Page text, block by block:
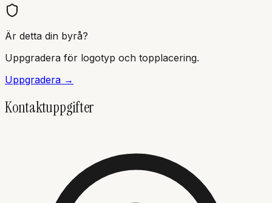
Är detta din byrå?
Uppgradera för logotyp och topplacering.
Uppgradera →
Kontaktuppgifter